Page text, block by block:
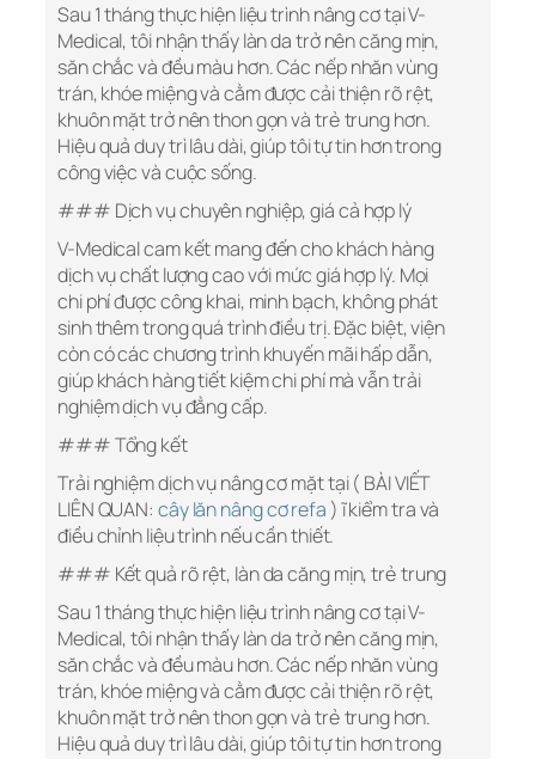
Sau 1 tháng thực hiện liệu trình nâng cơ tại V-
Medical, tôi nhận thấy làn da trở nên căng mịn,
săn chắc và đều màu hơn. Các nếp nhăn vùng
trán, khóe miệng và cằm được cải thiện rõ rệt,
khuôn mặt trở nên thon gọn và trẻ trung hơn.
Hiệu quả duy trì lâu dài, giúp tôi tự tin hơn trong
công việc và cuộc sống.
### Dịch vụ chuyên nghiệp, giá cả hợp lý
V-Medical cam kết mang đến cho khách hàng
dịch vụ chất lượng cao với mức giá hợp lý. Mọi
chi phí được công khai, minh bạch, không phát
sinh thêm trong quá trình điều trị. Đặc biệt, viện
còn có các chương trình khuyến mãi hấp dẫn,
giúp khách hàng tiết kiệm chi phí mà vẫn trải
nghiệm dịch vụ đẳng cấp.
### Tổng kết
Trải nghiệm dịch vụ nâng cơ mặt tại ( BÀI VIẾT
LIÊN QUAN: cây lăn nâng cơ refa ) ĩ kiểm tra và
điều chỉnh liệu trình nếu cần thiết.
### Kết quả rõ rệt, làn da căng mịn, trẻ trung
Sau 1 tháng thực hiện liệu trình nâng cơ tại V-
Medical, tôi nhận thấy làn da trở nên căng mịn,
săn chắc và đều màu hơn. Các nếp nhăn vùng
trán, khóe miệng và cằm được cải thiện rõ rệt,
khuôn mặt trở nên thon gọn và trẻ trung hơn.
Hiệu quả duy trì lâu dài, giúp tôi tự tin hơn trong